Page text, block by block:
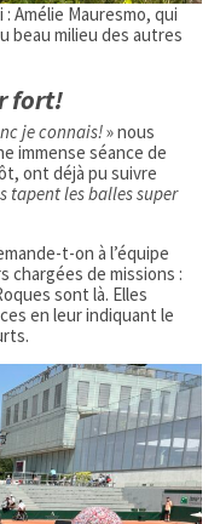
Amélie Mauresmo, qui
beau milieu des autres
fort!
je connais!» nous
immense séance de
ont déjà pu suivre
tapent les balles super
t-on à l’équipe
chargées de missions :
sont là. Elles
en leur indiquant le